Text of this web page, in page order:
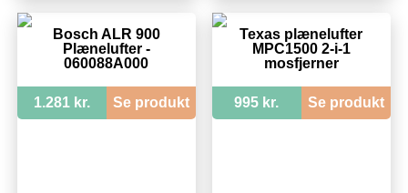
Bosch ALR 900
Plænelufter -
060088A000
1.281 kr. Se produkt
Texas plænelufter
MPC1500 2-i-1
mosfjerner
995 kr. Se produkt